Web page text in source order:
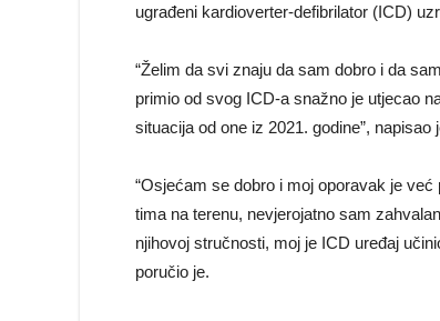
ugrađeni kardioverter-defibrilator (ICD)
“Želim da svi znaju da sam dobro i da
primio od svog ICD-a snažno je utjecao
situacija od one iz 2021. godine”, napisao
“Osjećam se dobro i moj oporavak je
tima na terenu, nevjerojatno sam
njihovoj stručnosti, moj je ICD uređaj
poručio je.